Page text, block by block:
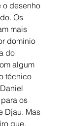
o desenho
Os
mais
domínio
do
algum
técnico
os
Djau. Mas
que,